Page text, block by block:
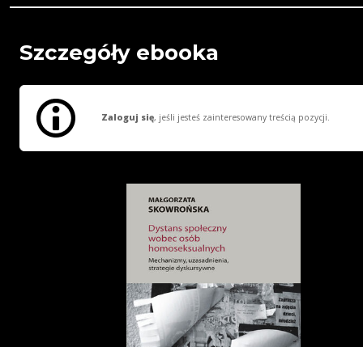
Szczegóły ebooka
Zaloguj się, jeśli jesteś zainteresowany treścią pozycji.